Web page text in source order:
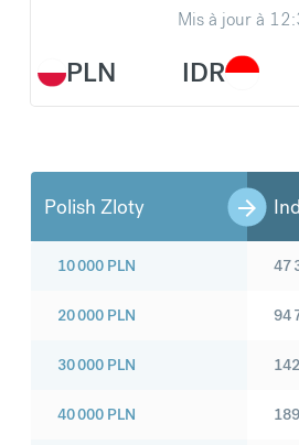
PLN
Mis à jour à
IDR
Polish Zloty
10 000 PLN
20 000 PLN
30 000 PLN
40 000 PLN
47
94